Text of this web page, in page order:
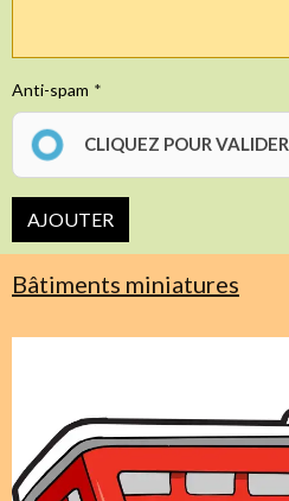
Anti-spam
CLIQUEZ POUR VALIDER
AJOUTER
Bâtiments miniatures